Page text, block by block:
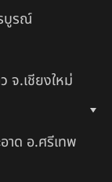
บูรณ์
จ.เชียงใหม่
าด อ.ศรีเทพ